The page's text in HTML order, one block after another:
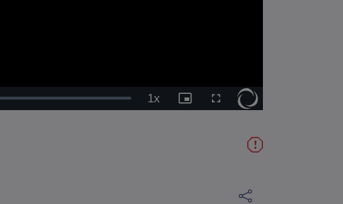
1xVitesse
de
Image
dans
Plein
écran